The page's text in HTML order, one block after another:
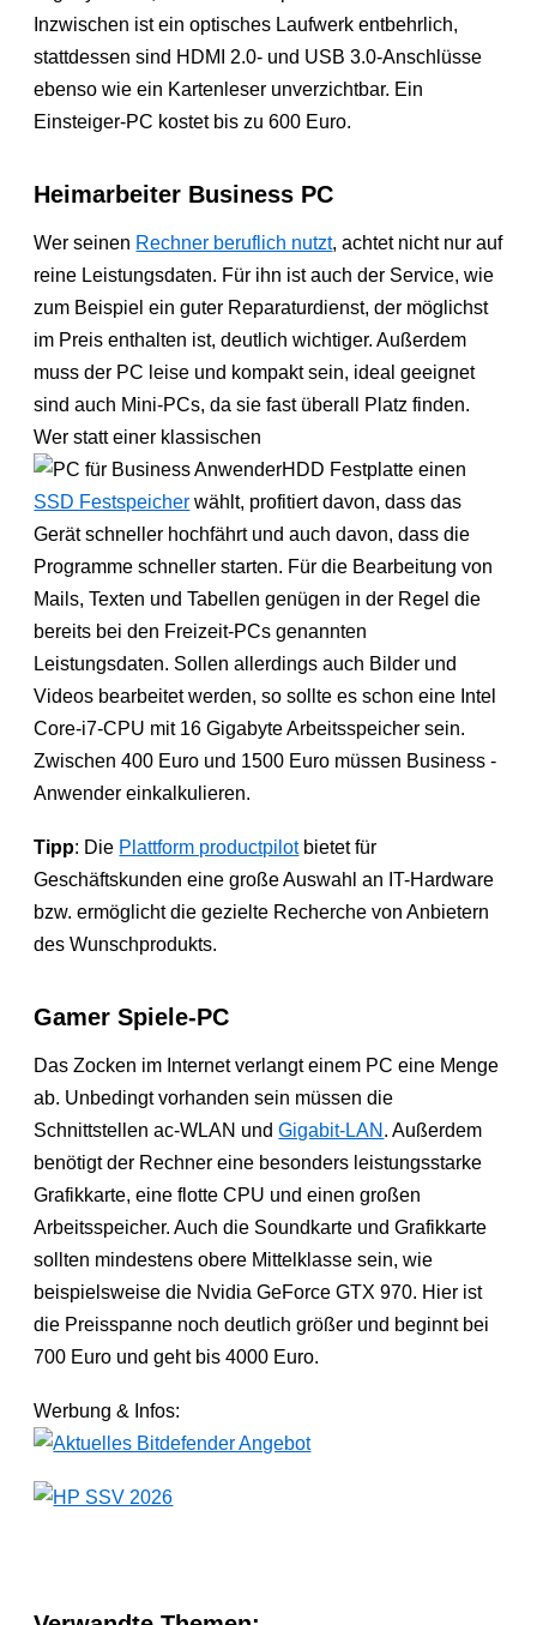
Inzwischen ist ein optisches Laufwerk entbehrlich,
stattdessen sind HDMI 2.0- und USB 3.0-Anschlüsse
ebenso wie ein Kartenleser unverzichtbar. Ein
Einsteiger-PC kostet bis zu 600 Euro.
Heimarbeiter Business PC
Wer seinen Rechner beruflich nutzt, achtet nicht nur auf
reine Leistungsdaten. Für ihn ist auch der Service, wie
zum Beispiel ein guter Reparaturdienst, der möglichst
im Preis enthalten ist, deutlich wichtiger. Außerdem
muss der PC leise und kompakt sein, ideal geeignet
sind auch Mini-PCs, da sie fast überall Platz finden.
Wer statt einer klassischen
HDD Festplatte einen
SSD Festspeicher wählt, profitiert davon, dass das
Gerät schneller hochfährt und auch davon, dass die
Programme schneller starten. Für die Bearbeitung von
Mails, Texten und Tabellen genügen in der Regel die
bereits bei den Freizeit-PCs genannten
Leistungsdaten. Sollen allerdings auch Bilder und
Videos bearbeitet werden, so sollte es schon eine Intel
Core-i7-CPU mit 16 Gigabyte Arbeitsspeicher sein.
Zwischen 400 Euro und 1500 Euro müssen Business -
Anwender einkalkulieren.
Tipp: Die Plattform productpilotbietet für
Geschäftskunden eine große Auswahl an IT-Hardware
bzw. ermöglicht die gezielte Recherche von Anbietern
des Wunschprodukts.
Gamer Spiele-PC
Das Zocken im Internet verlangt einem PC eine Menge
ab. Unbedingt vorhanden sein müssen die
Schnittstellen ac-WLAN undGigabit-LAN . Außerdem
benötigt der Rechner eine besonders leistungsstarke
Grafikkarte, eine flotte CPU und einen großen
Arbeitsspeicher. Auch die Soundkarte und Grafikkarte
sollten mindestens obere Mittelklasse sein, wie
beispielsweise die Nvidia GeForce GTX 970. Hier ist
die Preisspanne noch deutlich größer und beginnt bei
700 Euro und geht bis 4000 Euro.
Werbung & Infos: